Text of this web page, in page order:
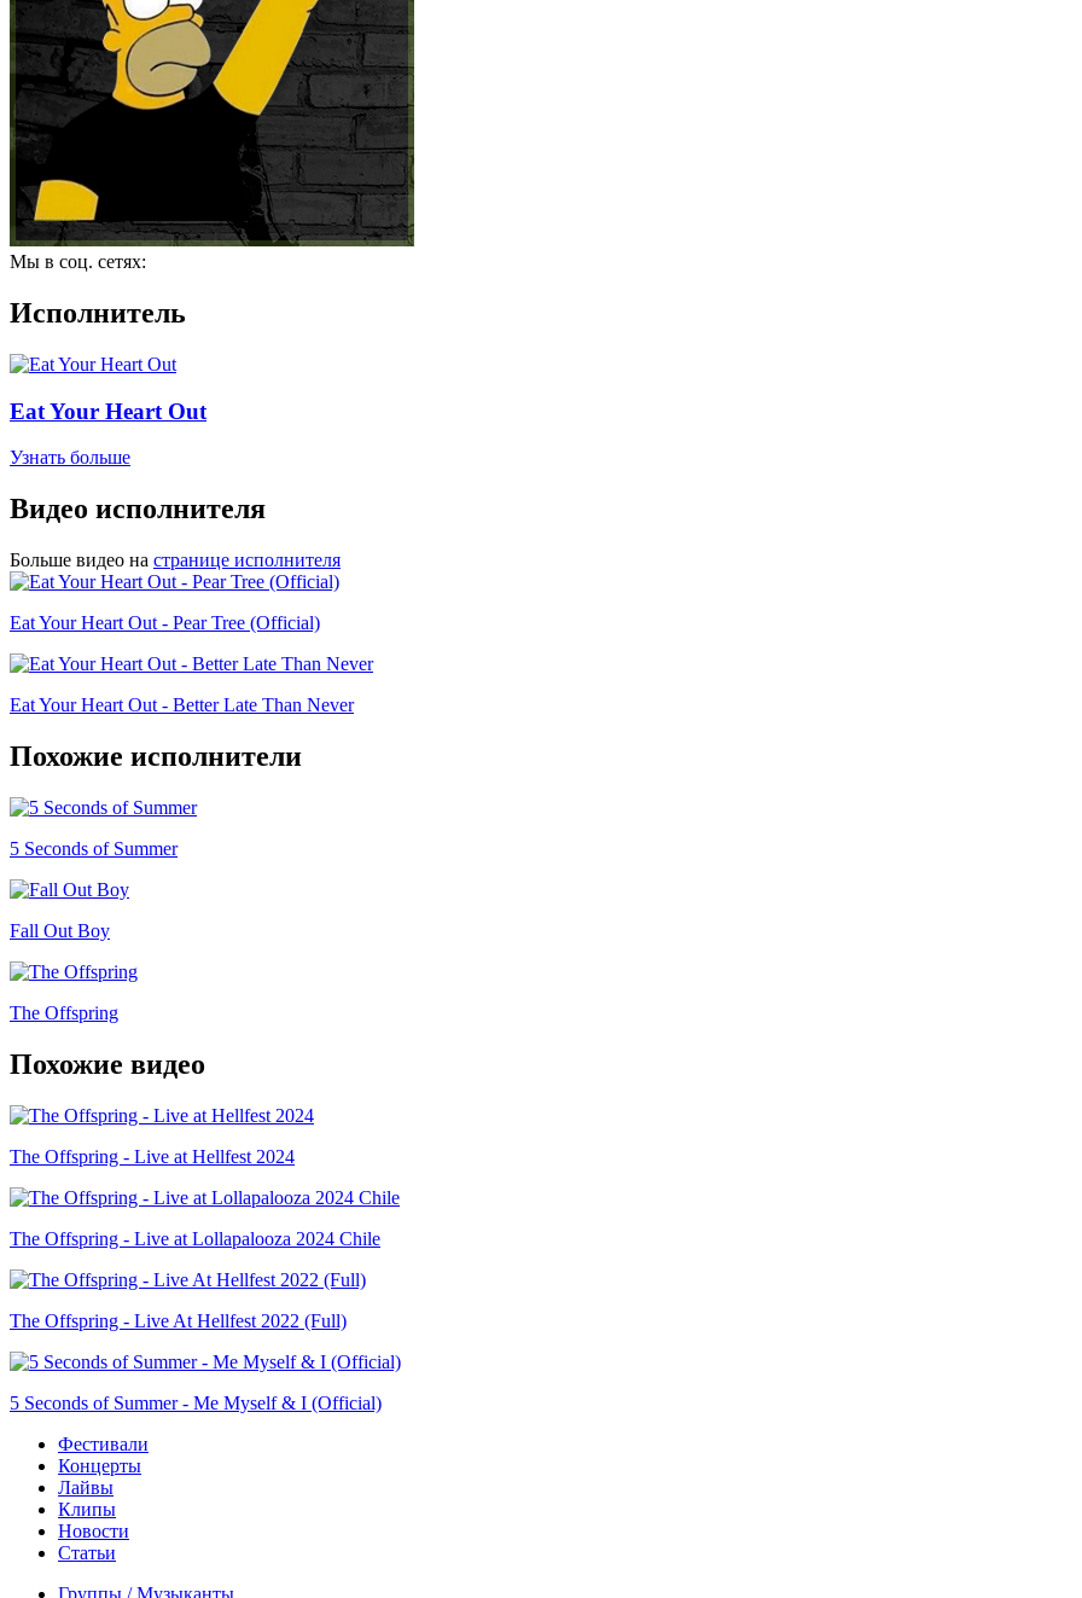
Мы в соц. сетях:
Исполнитель
Eat Your Heart Out
Узнать больше
Видео исполнителя
Больше видео на странице исполнителя
Eat Your Heart Out - Pear Tree (Official)
Eat Your Heart Out - Better Late Than Never
Похожие исполнители
5 Seconds of Summer
Fall Out Boy
The Offspring
Похожие видео
The Offspring - Live at Hellfest 2024
The Offspring - Live at Lollapalooza 2024 Chile
The Offspring - Live At Hellfest 2022 (Full)
5 Seconds of Summer - Me Myself & I (Official)
Фестивали
Концерты
Лайвы
Клипы
Новости
Статьи
Группы / Музыканты